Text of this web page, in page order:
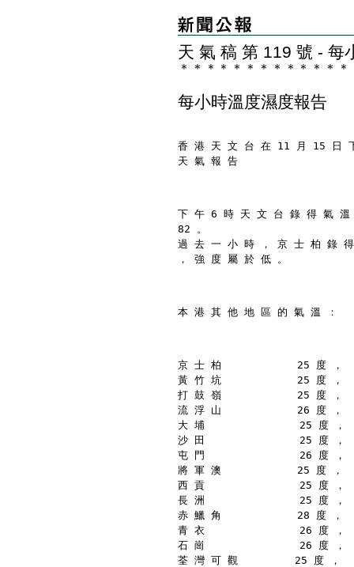
天 氣 稿 第 119 號 - 每
＊ ＊ ＊ ＊ ＊ ＊ ＊ ＊ ＊ ＊ ＊ ＊ ＊
每小時溫度濕度報告
香 港 天 文 台 在 11 月 15 日
天 氣 報 告
下 午 6 時 天 文 台 錄 得 氣
82 。
過 去 一 小 時 ， 京 士 柏 錄
， 強 度 屬 於 低 。
本 港 其 他 地 區 的 氣 溫 ：
京 士 柏            25 度 ，
黃 竹 坑            25 度 ，
打 鼓 嶺            25 度 ，
流 浮 山            26 度 ，
大 埔               25 度 ，
沙 田               25 度 ，
屯 門               26 度 ，
將 軍 澳            25 度 ，
西 貢               25 度 ，
長 洲               25 度 ，
赤 鱲 角            28 度 ，
青 衣               26 度 ，
石 崗               26 度 ，
荃 灣 可 觀         25 度 ，